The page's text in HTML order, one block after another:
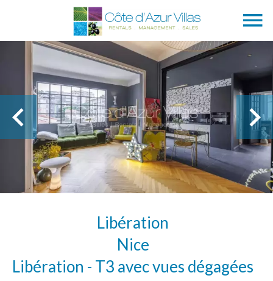
Libération
Nice
Libération - T3 avec vues dégagées